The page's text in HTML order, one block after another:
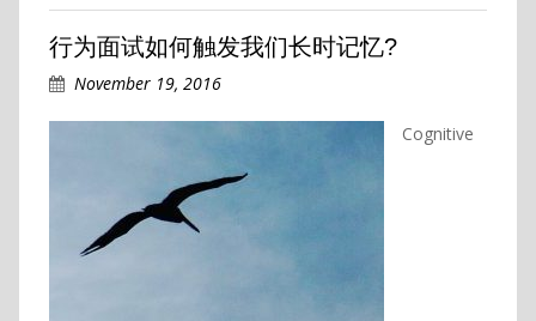
行为面试如何触发我们长时记忆?
November 19, 2016
Cognitive